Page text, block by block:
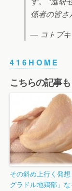
係者の皆
— コトブキ
4 1 6 H O M E
こちらの記事
その斜め上行く発
グラドル地鶏部」な